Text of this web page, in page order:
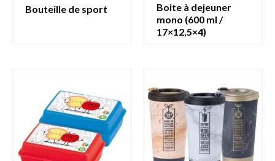
bouteille de sport
boite à dejeuner
mono (600 ml /
17×12,5×4)